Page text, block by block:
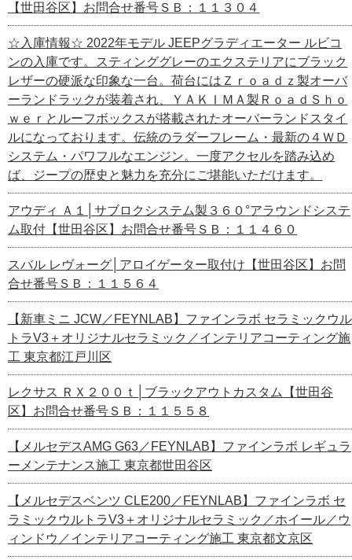
【世田谷区】お問合せ番号ＳＢ：１１３０４
☆入庫情報☆ 2022年モデル JEEPグラディエーター ルビコ
ンの入庫です。スティンググレーのエクステリアにブラック
レザーの硬派な印象な一台。荷台にはＺｒｏａｄｚ製オーバ
ーランドラックが装着され、ＹＡＫＩＭＡ製ＲｏａｄＳｈｏ
ｗｅｒとルーフボックスが搭載されたオーバーランドスタイ
ルになっております。伝統のラダーフレーム・最新の４ＷＤ
システム・パワフルなエンジン。一度アクセルを踏み込め
ば、ジープの歴史と魅力を充分にご堪能いただけます。
アウディ Ａ１│サブロクシステム製３６０°アラウンドシステ
ム取付【世田谷区】お問合せ番号ＳＢ：１１４６０
スバル レヴォーグ│アロイゲーター取付け【世田谷区】お問
合せ番号ＳＢ：１１５６４
【新車ミニ JCW／FEYNLAB】ファインラボ セラミックウル
トラV3＋オリジナルセラミック／インテリアコーティング施
工 東京都江戸川区
レクサス ＲＸ２００ｔ│ブラックアウトカスタム【世田谷
区】お問合せ番号ＳＢ：１１５５８
【メルセデスAMG G63／FEYNLAB】ファインラボ レギュラ
ーメンテナンス施工 東京都世田谷区
【メルセデスベンツ CLE200／FEYNLAB】ファインラボ セ
ラミックウルトラV3＋オリジナルセラミック／ホイール／ウ
ィンドウ／インテリアコーティング施工 東京都文京区